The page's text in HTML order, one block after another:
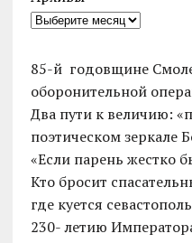
85-й годовщине
оборонительной
Два пути к величию:
поэтическом зеркале
«Если парень жестко
Кто бросит
где куется
230- летию